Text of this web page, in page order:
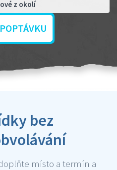
z okolí
bez
místo a termín a